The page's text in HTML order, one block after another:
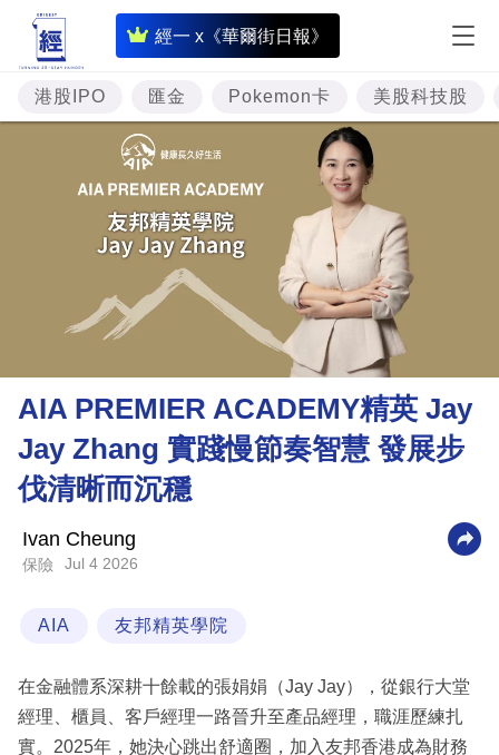
經一 x《華爾街日報》
即
時
財
經
專
題
投
樓
理
財
商
業
場
生
活
時
港股IPO 匯金 Pokemon卡 美股科技股
AIA PREMIER ACADEMY精英 Jay
Jay Zhang 實踐慢節奏智慧 發展步
伐清晰而沉穩
Ivan Cheung
保險 Jul 4 2026
AIA 友邦精英學院
在金融體系深耕十餘載的張娟娟（Jay Jay），從銀行大堂
經理、櫃員、客戶經理一路晉升至產品經理，職涯歷練扎
實。2025年，她決心跳出舒適圈，加入友邦香港成為財務